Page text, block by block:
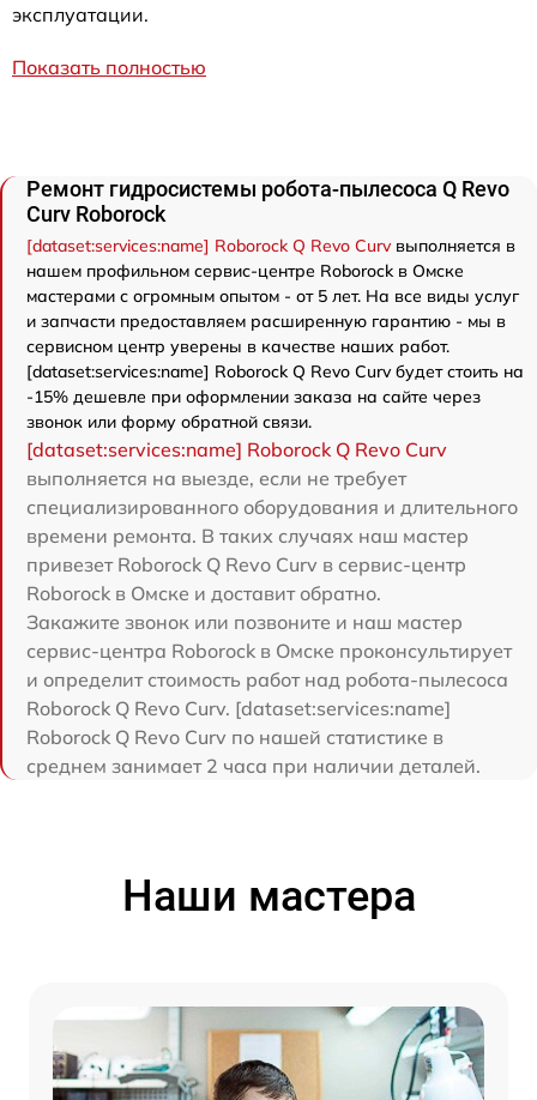
эксплуатации.
Показать полностью
Ремонт гидросистемы робота-пылесоса Q Revo
Curv Roborock
[dataset:services:name] Roborock Q Revo Curvвыполняется в
нашем профильном сервис-центре Roborock в Омске
мастерами с огромным опытом - от 5 лет. На все виды услуг
и запчасти предоставляем расширенную гарантию - мы в
сервисном центр уверены в качестве наших работ.
[dataset:services:name] Roborock Q Revo Curv будет стоить на
-15% дешевле при оформлении заказа на сайте через
звонок или форму обратной связи.
[dataset:services:name] Roborock Q Revo Curv
выполняется на выезде, если не требует
специализированного оборудования и длительного
времени ремонта. В таких случаях наш мастер
привезет Roborock Q Revo Curv в сервис-центр
Roborock в Омске и доставит обратно.
Закажите звонок или позвоните и наш мастер
сервис-центра Roborock в Омске проконсультирует
и определит стоимость работ над робота-пылесоса
Roborock Q Revo Curv. [dataset:services:name]
Roborock Q Revo Curv по нашей статистике в
среднем занимает 2 часа при наличии деталей.
Наши мастера